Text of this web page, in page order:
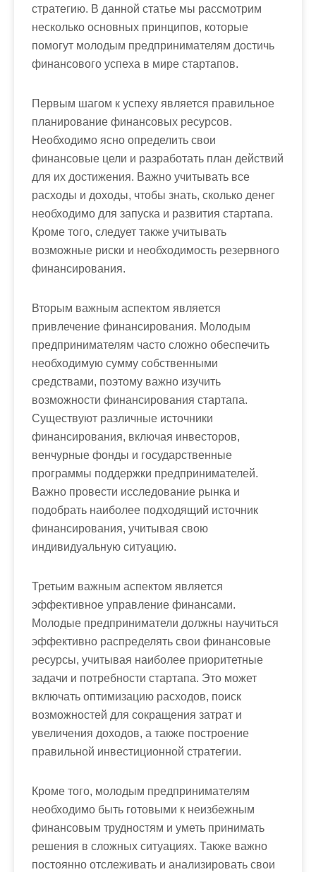
стратегию. В данной статье мы рассмотрим
несколько основных принципов, которые
помогут молодым предпринимателям достичь
финансового успеха в мире стартапов.
Первым шагом к успеху является правильное
планирование финансовых ресурсов.
Необходимо ясно определить свои
финансовые цели и разработать план действий
для их достижения. Важно учитывать все
расходы и доходы, чтобы знать, сколько денег
необходимо для запуска и развития стартапа.
Кроме того, следует также учитывать
возможные риски и необходимость резервного
финансирования.
Вторым важным аспектом является
привлечение финансирования. Молодым
предпринимателям часто сложно обеспечить
необходимую сумму собственными
средствами, поэтому важно изучить
возможности финансирования стартапа.
Существуют различные источники
финансирования, включая инвесторов,
венчурные фонды и государственные
программы поддержки предпринимателей.
Важно провести исследование рынка и
подобрать наиболее подходящий источник
финансирования, учитывая свою
индивидуальную ситуацию.
Третьим важным аспектом является
эффективное управление финансами.
Молодые предприниматели должны научиться
эффективно распределять свои финансовые
ресурсы, учитывая наиболее приоритетные
задачи и потребности стартапа. Это может
включать оптимизацию расходов, поиск
возможностей для сокращения затрат и
увеличения доходов, а также построение
правильной инвестиционной стратегии.
Кроме того, молодым предпринимателям
необходимо быть готовыми к неизбежным
финансовым трудностям и уметь принимать
решения в сложных ситуациях. Также важно
постоянно отслеживать и анализировать свои